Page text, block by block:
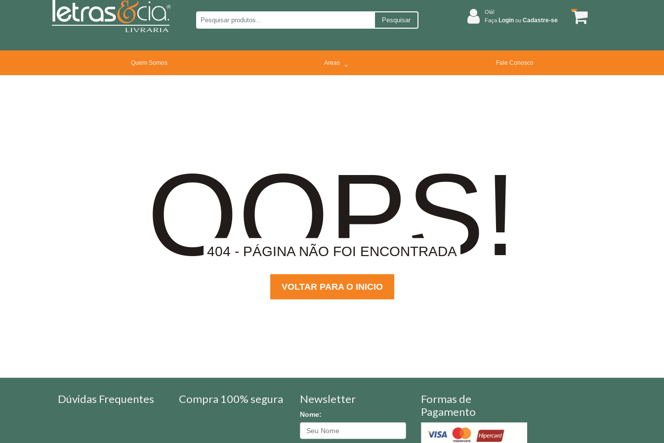
Pesquisar
Olá!
Faça Login ou Cadastre-se
Quem Somos Areas Fale Conosco
OOPS!
404 - PÁGINA NÃO FOI ENCONTRADA
VOLTAR PARA O INICIO
Dúvidas Frequentes Compra 100% segura Newsletter
Nome:
Formas de
Pagamento